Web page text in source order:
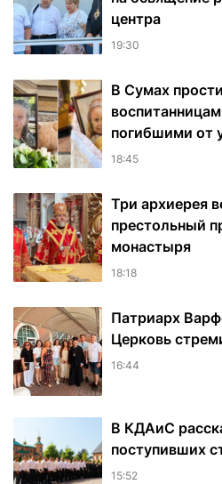
центра
19:30
В Сумах
погибшими от
18:45
Три архиерея
престольный
монастыря
18:18
Патриарх
Церковь
16:44
В КДАиС
поступивших
15:52